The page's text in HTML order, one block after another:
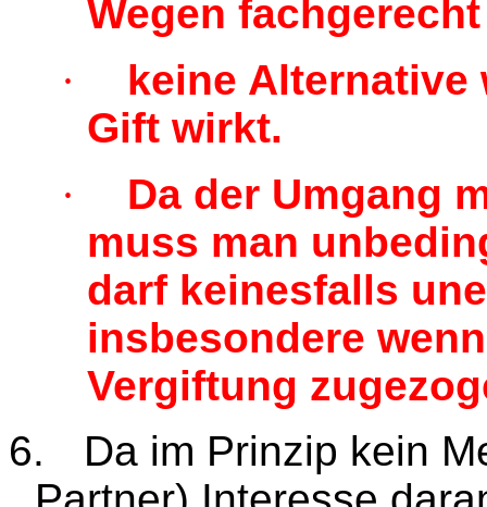
Wegen
·
keine Alternative
Gift wirkt.
·
Da der Umgang
muss man
darf keinesfalls
insbesondere
Vergiftung
6.
Da im Prinzip kein